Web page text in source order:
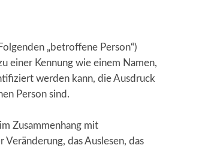
„betroffene Person“)
einer Kennung wie einem Namen,
werden kann, die Ausdruck
Person sind.
Zusammenhang mit
das Auslesen, das